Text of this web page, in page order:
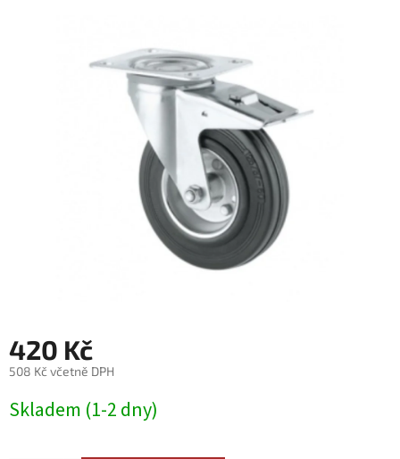
420 Kč
508 Kč včetně DPH
cena:
Skladem (1-2 dny)